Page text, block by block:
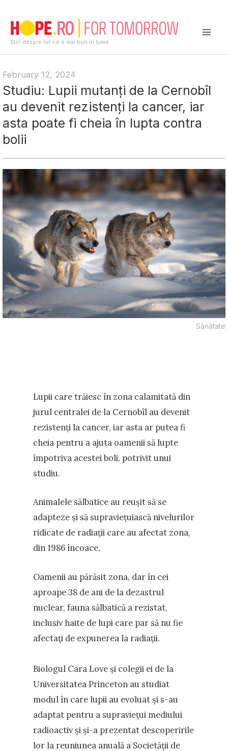
content
Știri despre tot ce e mai bun în lume
February 12, 2024
Studiu: Lupii mutanți de la Cernobîl
au devenit rezistenți la cancer, iar
asta poate fi cheia în lupta contra
bolii
Sănătate
Lupii care trăiesc în zona calamitată din
jurul centralei de la Cernobîl au devenit
rezistenți la cancer, iar asta ar putea fi
cheia pentru a ajuta oamenii să lupte
împotriva acestei boli, potrivit unui
studiu.
Animalele sălbatice au reușit să se
adapteze și să supraviețuiască nivelurilor
ridicate de radiații care au afectat zona,
din 1986 încoace.
Oamenii au părăsit zona, dar în cei
aproape 38 de ani de la dezastrul
nuclear, fauna sălbatică a rezistat,
inclusiv haite de lupi care par să nu fie
afectați de expunerea la radiații.
Biologul Cara Love și colegii ei de la
Universitatea Princeton au studiat
modul în care lupii au evoluat și s-au
adaptat pentru a supraviețui mediului
radioactiv și și-a prezentat descoperirile
lor la reuniunea anuală a Societății de